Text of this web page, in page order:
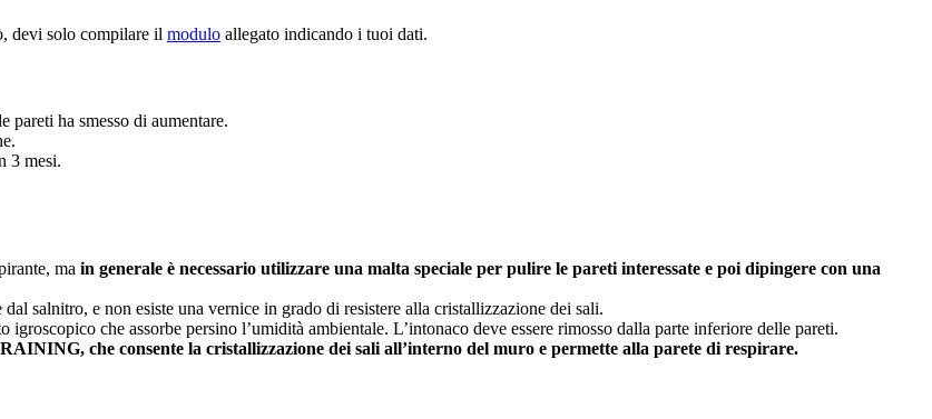
devi solo compilare il modulo allegato indicando i tuoi dati.
ha smesso di aumentare.
3 mesi.
ma in generale è necessario utilizzare una malta speciale per pulire le pareti interessate e poi dipingere con una
salnitro, e non esiste una vernice in grado di resistere alla cristallizzazione dei sali.
che assorbe persino l’umidità ambientale. L’intonaco deve essere rimosso dalla parte inferiore delle pareti.
che consente la cristallizzazione dei sali all’interno del muro e permette alla parete di respirare.